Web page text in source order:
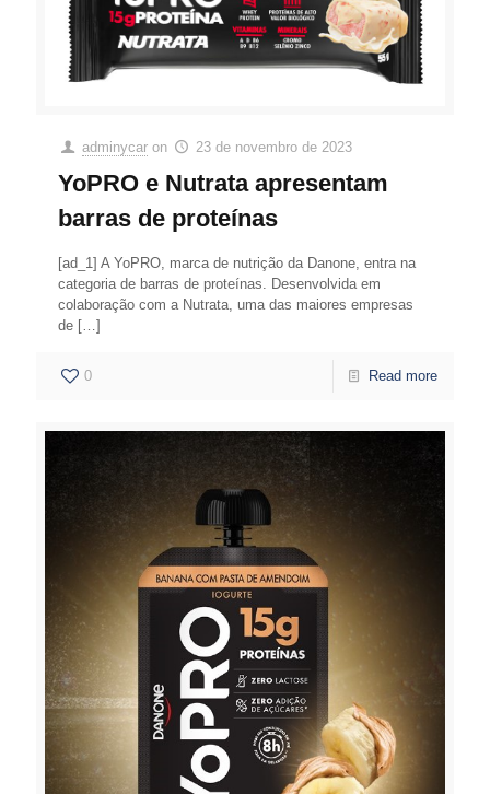
adminycar on 23 de novembro de 2023
YoPRO e Nutrata apresentam
barras de proteínas
[ad_1] A YoPRO, marca de nutrição da Danone, entra na
categoria de barras de proteínas. Desenvolvida em
colaboração com a Nutrata, uma das maiores empresas
de […]
0 Read more